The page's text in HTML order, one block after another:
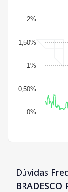
0%
0,50%
1%
1,50%
2%
Dúvidas
BRADESCO